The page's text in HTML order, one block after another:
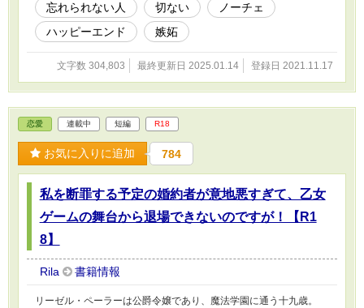
忘れられない人
切ない
ノーチェ
ハッピーエンド
嫉妬
文字数 304,803 最終更新日 2025.01.14 登録日 2021.11.17
恋愛 連載中 短編 R18
お気に入りに追加 784
私を断罪する予定の婚約者が意地悪すぎて、乙女
ゲームの舞台から退場できないのですが！【R1
8】
Rila 書籍情報
リーゼル・ペーラーは公爵令嬢であり、魔法学園に通う十九歳。